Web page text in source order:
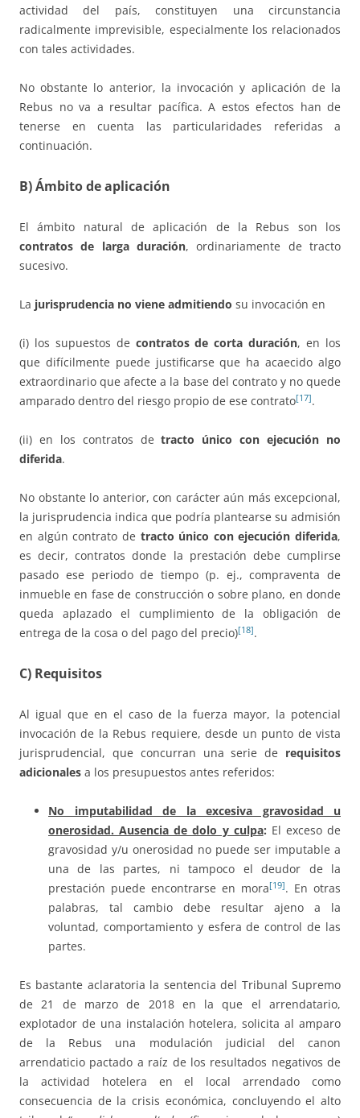
actividad del país, constituyen una circunstancia
radicalmente imprevisible, especialmente los relacionados
con tales actividades.
No obstante lo anterior, la invocación y aplicación de la
Rebus no va a resultar pacífica. A estos efectos han de
tenerse en cuenta las particularidades referidas a
continuación.
B) Ámbito de aplicación
El ámbito natural de aplicación de la Rebus son los
contratos de larga duración, ordinariamente de tracto
sucesivo.
La jurisprudencia no viene admitiendo su invocación en
(i) los supuestos de contratos de corta duración, en los
que difícilmente puede justificarse que ha acaecido algo
extraordinario que afecte a la base del contrato y no quede
amparado dentro del riesgo propio de ese contrato[17].
(ii) en los contratos detracto único con ejecución no
diferida.
No obstante lo anterior, con carácter aún más excepcional,
la jurisprudencia indica que podría plantearse su admisión
en algún contrato de tracto único con ejecución diferida,
es decir, contratos donde la prestación debe cumplirse
pasado ese periodo de tiempo (p. ej., compraventa de
inmueble en fase de construcción o sobre plano, en donde
queda aplazado el cumplimiento de la obligación de
entrega de la cosa o del pago del precio)[18].
C) Requisitos
Al igual que en el caso de la fuerza mayor, la potencial
invocación de la Rebus requiere, desde un punto de vista
jurisprudencial, que concurran una serie de requisitos
adicionales a los presupuestos antes referidos:
No imputabilidad de la excesiva gravosidad u
onerosidad. Ausencia de dolo y culpa: El exceso de
gravosidad y/u onerosidad no puede ser imputable a
una de las partes, ni tampoco el deudor de la
prestación puede encontrarse en mora[19]. En otras
palabras, tal cambio debe resultar ajeno a la
voluntad, comportamiento y esfera de control de las
partes.
Es bastante aclaratoria la sentencia del Tribunal Supremo
de 21 de marzo de 2018 en la que el arrendatario,
explotador de una instalación hotelera, solicita al amparo
de la Rebus una modulación judicial del canon
arrendaticio pactado a raíz de los resultados negativos de
la actividad hotelera en el local arrendado como
consecuencia de la crisis económica, concluyendo el alto